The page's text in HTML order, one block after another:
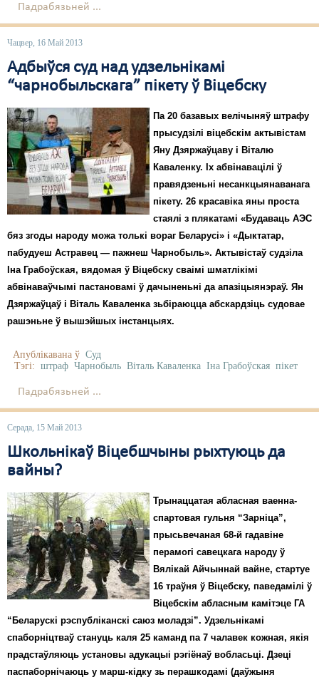
Падрабязьней ...
Чацвер, 16 Май 2013
Адбыўся суд над удзельнікамі
“чарнобыльскага” пікету ў Віцебску
Па 20 базавых велічыняў штрафу
прысудзілі віцебскім актывістам
Яну Дзяржаўцаву і Віталю
Каваленку. Іх абвінавацілі ў
правядзеньні несанкцыянаванага
пікету. 26 красавіка яны проста
стаялі з плякатамі «Будаваць АЭС
бяз згоды народу можа толькі вораг Беларусі» і «Дыктатар,
пабудуеш Астравец — пажнеш Чарнобыль». Актывістаў судзіла
Іна Грабоўская, вядомая ў Віцебску сваімі шматлікімі
абвінаваўчымі пастановамі ў дачыненьні да апазіцыянэраў. Ян
Дзяржаўцаў і Віталь Каваленка зьбіраюцца абскардзіць судовае
рашэньне ў вышэйшых інстанцыях.
Апублікавана ў Суд
Тэгі: штраф Чарнобыль Віталь Каваленка Іна Грабоўская пікет
Падрабязьней ...
Серада, 15 Май 2013
Школьнікаў Віцебшчыны рыхтуюць да
вайны?
Трынаццатая абласная ваенна-
спартовая гульня “Зарніца”,
прысьвечаная 68-й гадавіне
перамогі савецкага народу ў
Вялікай Айчыннай вайне, стартуе
16 траўня ў Віцебску, паведамілі ў
Віцебскім абласным камітэце ГА
“Беларускі рэспубліканскі саюз моладзі”. Удзельнікамі
спаборніцтваў стануць каля 25 каманд па 7 чалавек кожная, якія
прадстаўляюць установы адукацыі рэгіёнаў вобласьці. Дзеці
паспаборнічаюць у марш-кідку зь перашкодамі (даўжыня